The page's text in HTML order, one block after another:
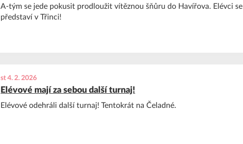
A-tým se jede pokusit prodloužit vítěznou šňůru do Havířova. Elévci se
představí v Třinci!
st 4. 2. 2026
Elévové mají za sebou další turnaj!
Elévové odehráli další turnaj! Tentokrát na Čeladné.